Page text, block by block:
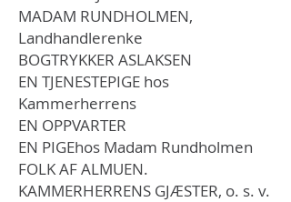
MADAM RUNDHOLMEN,
Landhandlerenke
BOGTRYKKER ASLAKSEN
EN TJENESTEPIGE hos
Kammerherrens
EN OPPVARTER
EN PIGEhos Madam Rundholmen
FOLK AF ALMUEN.
KAMMERHERRENS GJÆSTER, o. s. v.